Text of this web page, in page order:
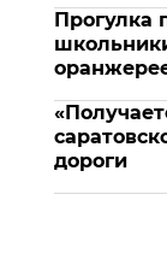
Прогулка
дороги